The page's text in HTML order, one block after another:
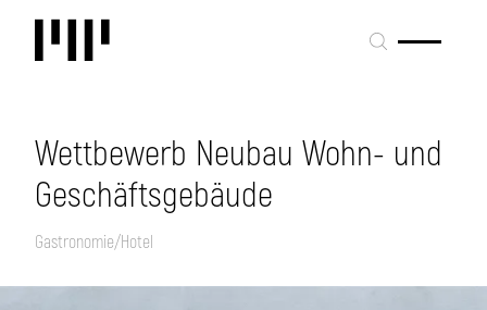
Wettbewerb Neubau Wohn- und
Geschäftsgebäude
Gastronomie/Hotel